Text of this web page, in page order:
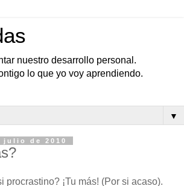
nuestro desarrollo personal.
lo que yo voy aprendiendo.
▼
julio de 2010
procrastino? ¡Tu más! (Por si acaso).